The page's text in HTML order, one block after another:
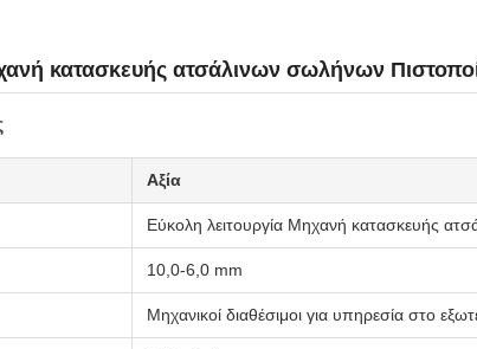
κατασκευής ατσάλινων σωλήνων
Αξία
Εύκολη λειτουργία Μηχανή κατασκευής
10,0-6,0 mm
Μηχανικοί διαθέσιμοι για υπηρεσία στο